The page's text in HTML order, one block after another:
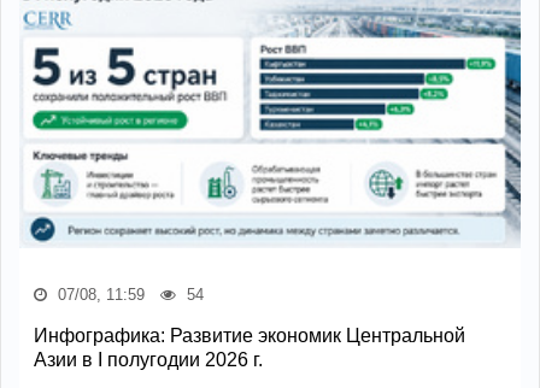
07/08, 11:59 54
Инфографика: Развитие экономик Центральной
Азии в I полугодии 2026 г.